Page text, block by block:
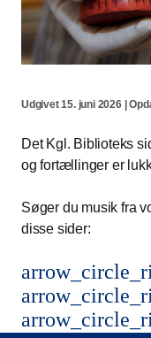
Udgivet 15. juni 2026 |
Det Kgl. Biblioteks
og fortællinger er
Søger du musik fra
disse sider: